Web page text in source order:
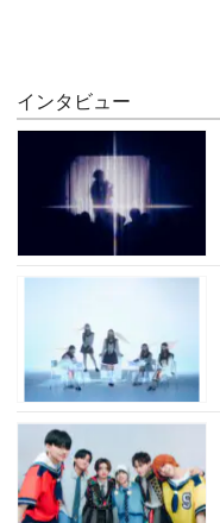
インタビュー